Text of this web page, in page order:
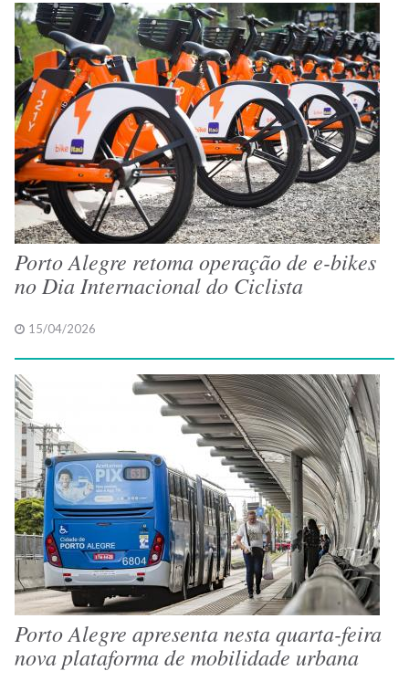
Porto Alegre retoma operação de e-bikes
no Dia Internacional do Ciclista
15/04/2026
Porto Alegre apresenta nesta quarta-feira
nova plataforma de mobilidade urbana